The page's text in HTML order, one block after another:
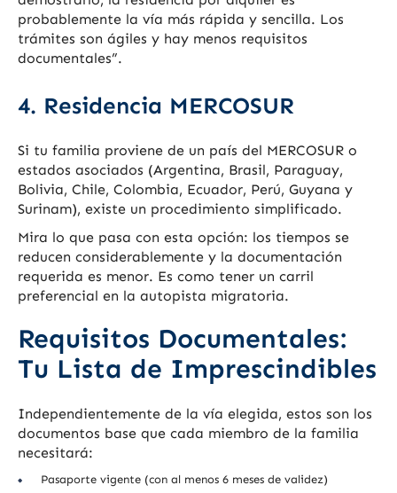
probablemente la vía más rápida y sencilla. Los
trámites son ágiles y hay menos requisitos
documentales”.
4. Residencia MERCOSUR
Si tu familia proviene de un país del MERCOSUR o
estados asociados (Argentina, Brasil, Paraguay,
Bolivia, Chile, Colombia, Ecuador, Perú, Guyana y
Surinam), existe un procedimiento simplificado.
Mira lo que pasa con esta opción: los tiempos se
reducen considerablemente y la documentación
requerida es menor. Es como tener un carril
preferencial en la autopista migratoria.
Requisitos Documentales:
Tu Lista de Imprescindibles
Independientemente de la vía elegida, estos son los
documentos base que cada miembro de la familia
necesitará:
Pasaporte vigente (con al menos 6 meses de validez)